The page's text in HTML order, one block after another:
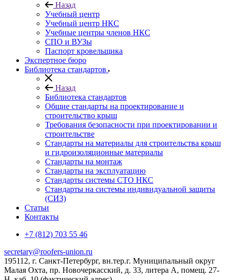
Назад
Учебный центр
Учебный центр НКС
Учебные центры членов НКС
СПО и ВУЗы
Паспорт кровельщика
Экспертное бюро
Библиотека стандартов
Назад
Библиотека стандартов
Общие стандарты на проектирование и
строительство крыш
Требования безопасности при проектировании и
строительстве
Стандарты на материалы для строительства крыш
и гидроизоляционные материалы
Стандарты на монтаж
Стандарты на эксплуатацию
Стандарты системы СТО НКС
Стандарты на системы индивидуальной защиты
(СИЗ)
Статьи
Контакты
+7 (812) 703 55 46
secretary@roofers-union.ru
195112, г. Санкт-Петербург, вн.тер.г. Муниципальный округ
Малая Охта, пр. Новочеркасский, д. 33, литера А, помещ. 27-